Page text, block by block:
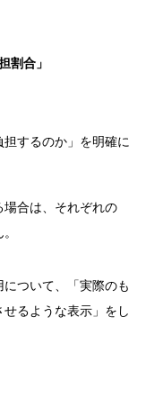
割合」
するのか」を明確に
場合は、それぞれの
について、「実際のも
るような表示」をし